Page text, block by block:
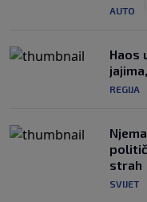
AUTO
Haos
REGIJA
strah
SVIJET